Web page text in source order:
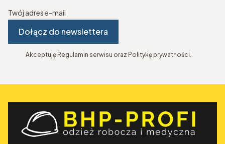
Twój adres e-mail
Dołącz do newslettera
Akceptuję Regulamin serwisu oraz Politykę prywatności.